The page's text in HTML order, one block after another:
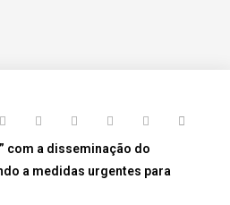
com a disseminação do
a medidas urgentes para